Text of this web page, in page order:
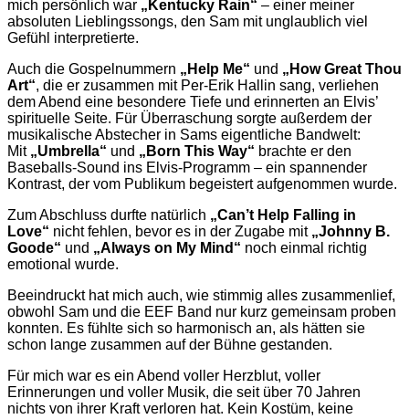
mich persönlich war „Kentucky Rain“ – einer meiner
absoluten Lieblingssongs, den Sam mit unglaublich viel
Gefühl interpretierte.
Auch die Gospelnummern „Help Me“ und „How Great Thou
Art“, die er zusammen mit Per-Erik Hallin sang, verliehen
dem Abend eine besondere Tiefe und erinnerten an Elvis’
spirituelle Seite. Für Überraschung sorgte außerdem der
musikalische Abstecher in Sams eigentliche Bandwelt:
Mit „Umbrella“ und „Born This Way“ brachte er den
Baseballs-Sound ins Elvis-Programm – ein spannender
Kontrast, der vom Publikum begeistert aufgenommen wurde.
Zum Abschluss durfte natürlich „Can’t Help Falling in
Love“ nicht fehlen, bevor es in der Zugabe mit „Johnny B.
Goode“ und „Always on My Mind“ noch einmal richtig
emotional wurde.
Beeindruckt hat mich auch, wie stimmig alles zusammenlief,
obwohl Sam und die EEF Band nur kurz gemeinsam proben
konnten. Es fühlte sich so harmonisch an, als hätten sie
schon lange zusammen auf der Bühne gestanden.
Für mich war es ein Abend voller Herzblut, voller
Erinnerungen und voller Musik, die seit über 70 Jahren
nichts von ihrer Kraft verloren hat. Kein Kostüm, keine